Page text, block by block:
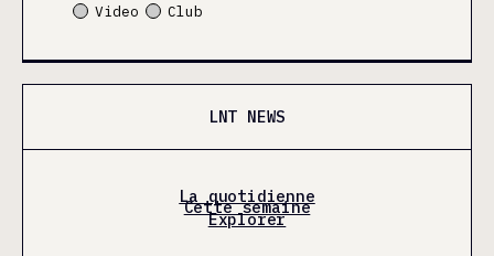
Video
Club
LNT NEWS
La quotidienne
Cette semaine
Explorer